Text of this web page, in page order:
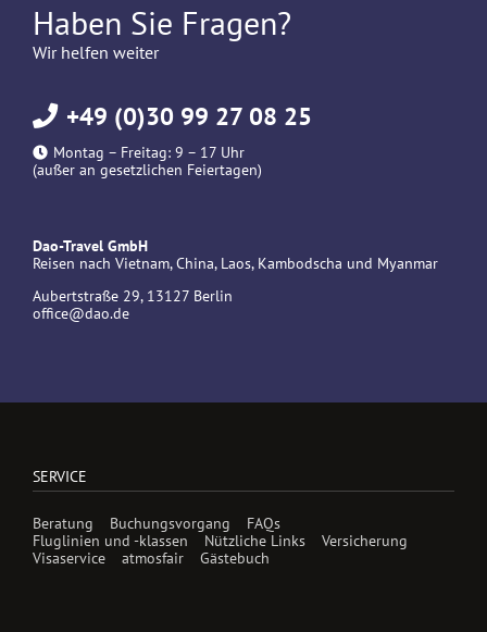
Haben Sie Fragen?
Wir helfen weiter
+49 (0)30 99 27 08 25
Montag – Freitag: 9 – 17 Uhr
(außer an gesetzlichen Feiertagen)
Dao-Travel GmbH
Reisen nach Vietnam, China, Laos, Kambodscha und Myanmar
Aubertstraße 29, 13127 Berlin
office@dao.de
SERVICE
Beratung Buchungsvorgang
FAQs
Fluglinien und -klassen
Nützliche Links
Versicherung
Visaservice
atmosfair Gästebuch